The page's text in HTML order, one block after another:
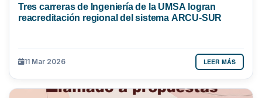
Tres carreras de Ingeniería de la UMSA logran
reacreditación regional del sistema ARCU-SUR
11 Mar 2026 LEER MÁS